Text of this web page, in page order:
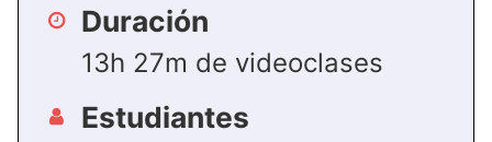
Duración
13h 27m de videoclases
Estudiantes